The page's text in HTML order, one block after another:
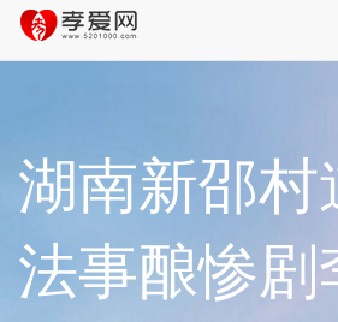
湖南新邵村
法事酿惨剧